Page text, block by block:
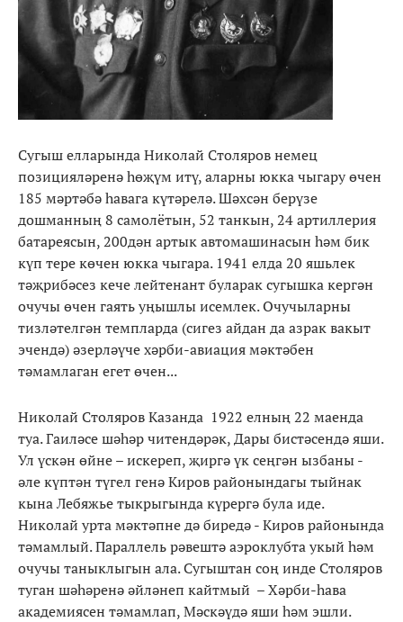
Сугыш елларында Николай Столяров немец
позицияләренә һөҗүм итү, аларны юкка чыгару өчен
185 мәртәбә һавага күтәрелә. Шәхсән берүзе
дошманның 8 самолётын, 52 танкын, 24 артиллерия
батареясын, 200дән артык автомашинасын һәм бик
күп тере көчен юкка чыгара. 1941 елда 20 яшьлек
тәҗрибәсез кече лейтенант буларак сугышка кергән
очучы өчен гаять уңышлы исемлек. Очучыларны
тизләтелгән темпларда (сигез айдан да азрак вакыт
эчендә) әзерләүче хәрби-авиация мәктәбен
тәмамлаган егет өчен...
Николай Столяров Казанда 1922 елның 22 маенда
туа. Гаиләсе шәһәр читендәрәк, Дары бистәсендә яши.
Ул үскән өйне – искереп, җиргә үк сеңгән ызбаны -
әле күптән түгел генә Киров районындагы тыйнак
кына Лебяжье тыкрыгында күрергә була иде.
Николай урта мәктәпне дә биредә - Киров районында
тәмамлый. Параллель рәвештә аэроклубта укый һәм
очучы таныклыгын ала. Сугыштан соң инде Столяров
туган шәһәренә әйләнеп кайтмый – Хәрби-һава
академиясен тәмамлап, Мәскәүдә яши һәм эшли.